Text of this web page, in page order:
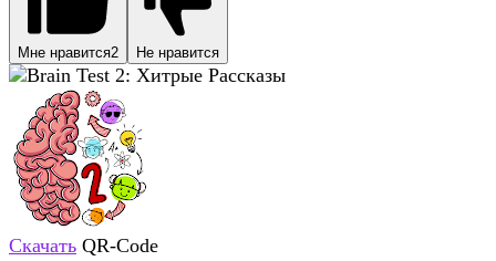
Мне нравится2 Не нравится
Скачать QR-Code